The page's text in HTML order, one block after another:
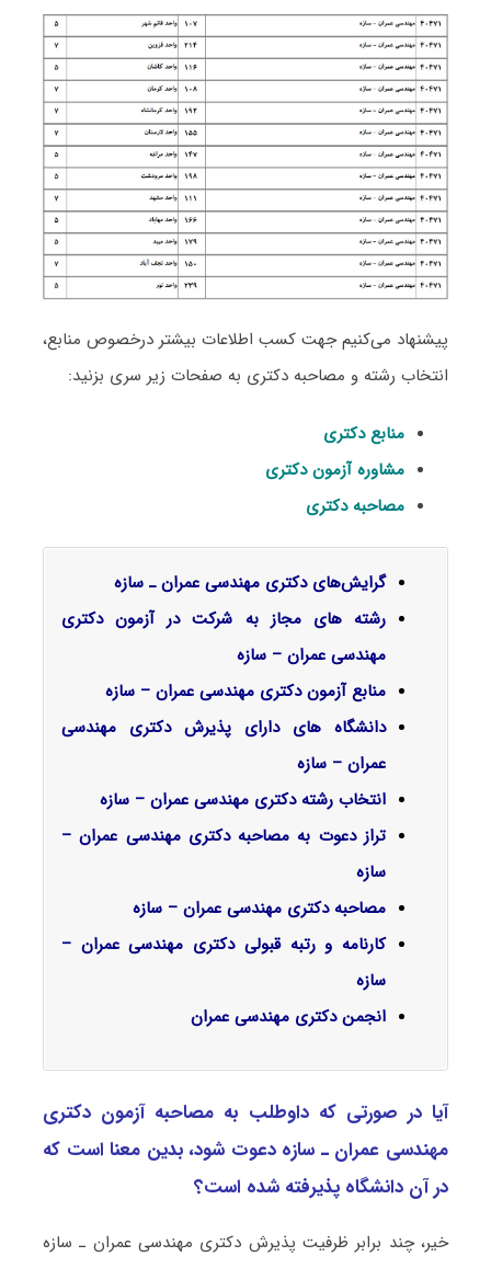
پیشنهاد می‌کنیم جهت کسب اطلاعات بیشتر درخصوص منابع،
انتخاب رشته و مصاحبه دکتری به صفحات زیر سری بزنید:
منابع دکتری
مشاوره آزمون دکتری
مصاحبه دکتری
گرایش‌های دکتری ﻣﻬﻨﺪسی ﻋﻤﺮان ـ ﺳﺎزه
رشته های مجاز به شرکت در آزمون دکتری
مهندسی عمران – سازه
منابع آزمون دکتری مهندسی عمران – سازه
دانشگاه های دارای پذیرش دکتری مهندسی
عمران – سازه
انتخاب رشته دکتری مهندسی عمران – سازه
تراز دعوت به مصاحبه دکتری مهندسی عمران –
سازه
مصاحبه دکتری مهندسی عمران – سازه
کارنامه و رتبه قبولی دکتری مهندسی عمران –
سازه
انجمن دکتری مهندسی عمران
آیا در صورتی که داوطلب به مصاحبه آزمون دکتری
ﻣﻬﻨﺪسی ﻋﻤﺮان ـ ﺳﺎزه دعوت شود، بدین معنا است که
در آن دانشگاه پذیرفته شده است؟
خیر، چند برابر ظرفیت پذیرش دکتری ﻣﻬﻨﺪسی ﻋﻤﺮان ـ ﺳﺎزه